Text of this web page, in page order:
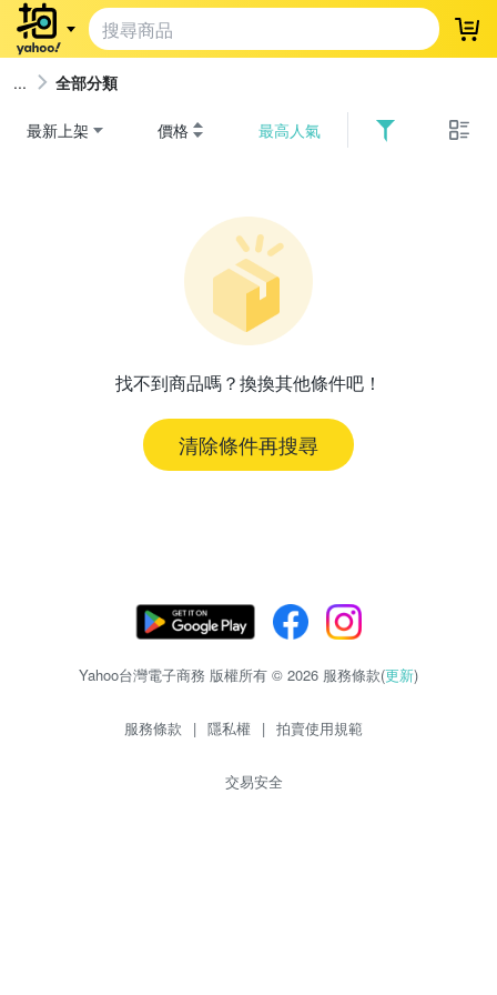
登
全部分類
最新上架 價格 最高人氣
找不到商品嗎？換換其他條件吧！
清除條件再搜尋
Yahoo台灣電子商務 版權所有 © 2026 服務條款(更新)
服務條款 | 隱私權 | 拍賣使用規範
交易安全